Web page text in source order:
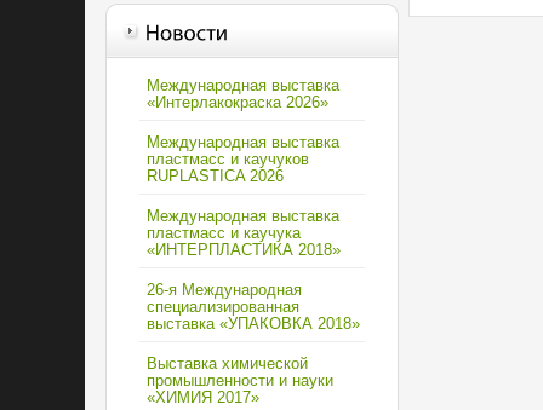
Международная выставка
«Интерлакокраска 2026»
Международная выставка
пластмасс и каучуков
RUPLASTICA 2026
Международная выставка
пластмасс и каучука
«ИНТЕРПЛАСТИКА 2018»
26-я Международная
специализированная
выставка «УПАКОВКА 2018»
Выставка химической
промышленности и науки
«ХИМИЯ 2017»